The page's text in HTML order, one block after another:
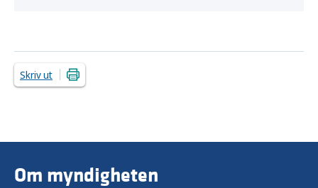
Skriv ut
Om myndigheten